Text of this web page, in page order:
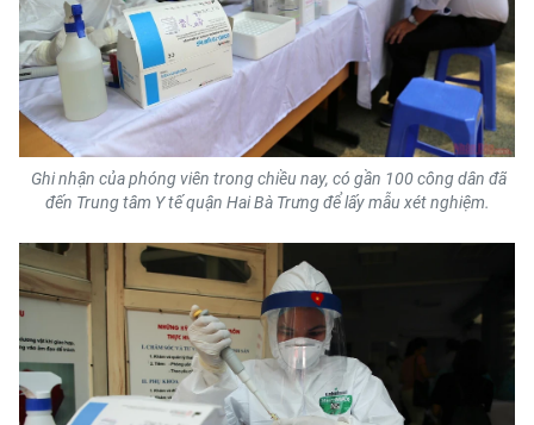
Ghi nhận của phóng viên trong chiều nay, có gần 100 công dân đã
đến Trung tâm Y tế quận Hai Bà Trưng để lấy mẫu xét nghiệm.